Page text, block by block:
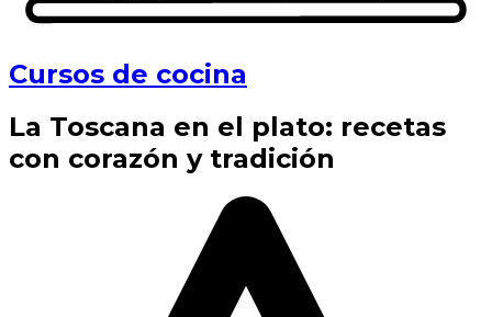
Cursos de cocina
La Toscana en el plato: recetas
con corazón y tradición